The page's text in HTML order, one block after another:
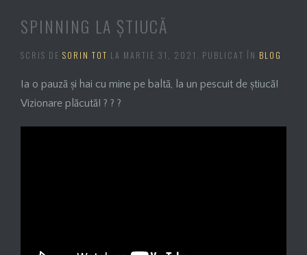
SPINNING LA ȘTIUCĂ
SCRIS DE SORIN TOT LA MARTIE 31, 2021 . PUBLICAT ÎN BLOG
Ia o pauză și hai cu mine pe baltă, la un pescuit de știucă!
Vizionare plăcută! ? ? ?